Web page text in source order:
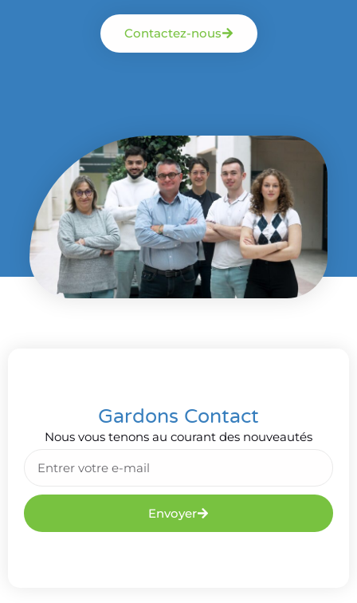
Contactez-nous
Gardons Contact
Nous vous tenons au courant des nouveautés
Envoyer